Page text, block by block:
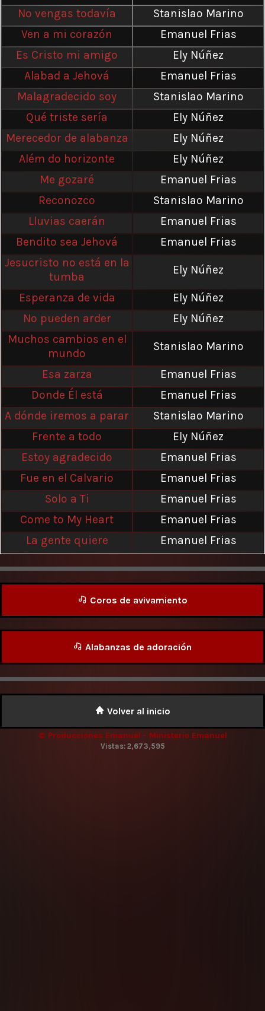
No vengas todavía
Stanislao Marino
Ven a mi corazón
Emanuel Frias
Es Cristo mi amigo
Ely Núñez
Alabad a Jehová
Emanuel Frias
Malagradecido soy
Stanislao Marino
Qué triste sería
Ely Núñez
Merecedor de alabanza
Ely Núñez
Além do horizonte
Ely Núñez
Me gozaré
Emanuel Frias
Reconozco
Stanislao Marino
Lluvias caerán
Emanuel Frias
Bendito sea Jehová
Emanuel Frias
Jesucristo no está en la
tumba
Ely Núñez
Esperanza de vida
Ely Núñez
No pueden arder
Ely Núñez
Muchos cambios en el
mundo
Stanislao Marino
Esa zarza
Emanuel Frias
Donde Él está
Emanuel Frias
A dónde iremos a parar
Stanislao Marino
Frente a todo
Ely Núñez
Estoy agradecido
Emanuel Frias
Fue en el Calvario
Emanuel Frias
Solo a Ti
Emanuel Frias
Come to My Heart
Emanuel Frias
La gente quiere
Emanuel Frias
Coros de avivamiento
Alabanzas de adoración
Volver al inicio
© Producciones Emanuel - Ministerio Emanuel
Vistas: 2,673,595